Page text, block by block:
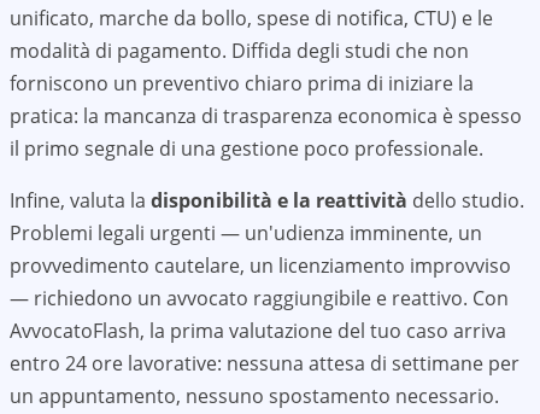
unificato, marche da bollo, spese di notifica, CTU) e le
modalità di pagamento. Diffida degli studi che non
forniscono un preventivo chiaro prima di iniziare la
pratica: la mancanza di trasparenza economica è spesso
il primo segnale di una gestione poco professionale.
Infine, valuta la disponibilità e la reattività dello studio.
Problemi legali urgenti — un'udienza imminente, un
provvedimento cautelare, un licenziamento improvviso
— richiedono un avvocato raggiungibile e reattivo. Con
AvvocatoFlash, la prima valutazione del tuo caso arriva
entro 24 ore lavorative: nessuna attesa di settimane per
un appuntamento, nessuno spostamento necessario.